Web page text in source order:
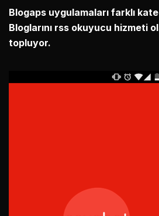
Blogaps uygulamaları farklı
Bloglarını rss okuyucu hizmeti
topluyor.